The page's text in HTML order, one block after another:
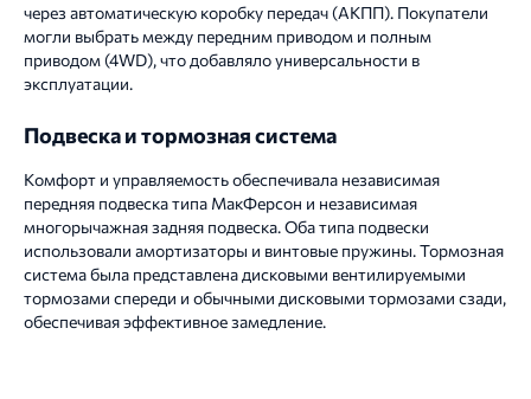
через автоматическую коробку передач (АКПП). Покупатели
могли выбрать между передним приводом и полным
приводом (4WD), что добавляло универсальности в
эксплуатации.
Подвеска и тормозная система
Комфорт и управляемость обеспечивала независимая
передняя подвеска типа МакФерсон и независимая
многорычажная задняя подвеска. Оба типа подвески
использовали амортизаторы и винтовые пружины. Тормозная
система была представлена дисковыми вентилируемыми
тормозами спереди и обычными дисковыми тормозами сзади,
обеспечивая эффективное замедление.